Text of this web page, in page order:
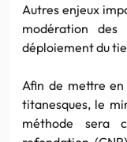
Autres enjeux
modération des
déploiement du
Afin de mettre
titanesques, le
méthode sera